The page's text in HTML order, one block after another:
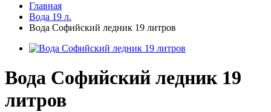
Главная
Вода 19 л.
Вода Софийский ледник 19 литров
Вода Софийский ледник 19
литров